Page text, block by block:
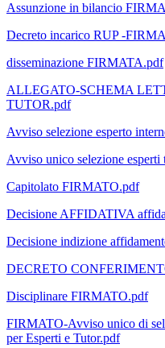
Assunzione in bilancio
Decreto incarico RUP -
disseminazione FIRMATA.pdf
ALLEGATO-SCHEMA
TUTOR.pdf
Avviso selezione esperto
Avviso unico selezione
Capitolato FIRMATO.pdf
Decisione AFFIDATIVA
Decisione indizione
DECRETO
Disciplinare FIRMATO.pdf
FIRMATO-Avviso unico di
per Esperti e Tutor.pdf